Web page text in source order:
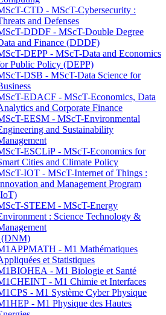
CTD - MScT-Cybersecurity :
and Defenses
DDDF - MScT-Double Degree
and Finance (DDDF)
DEPP - MScT-Data and Economics
Public Policy (DEPP)
DSB - MScT-Data Science for
EDACF - MScT-Economics, Data
and Corporate Finance
EESM - MScT-Environmental
and Sustainability
ESCLiP - MScT-Economics for
Cities and Climate Policy
IOT - MScT-Internet of Things :
and Management Program
STEEM - MScT-Energy
: Science Technology &
(DNM)
- M1 Mathématiques
et Statistiques
- M1 Biologie et Santé
- M1 Chimie et Interfaces
- M1 Système Cyber Physique
- M1 Physique des Hautes